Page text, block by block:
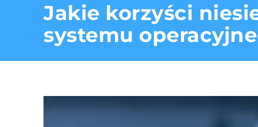
Jakie korzyści
systemu